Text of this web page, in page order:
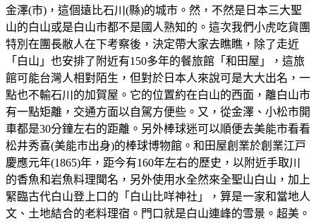
金澤(市)，這個遠比石川(縣)的城市。然，不然是日本三大聖
山的白山或是白山市都不是國人熟知的。這次我們小虎吃貨團
特別在團長敝人在下考察後，決定帶大家去瞧瞧，除了走近
「白山」也安排了附近有150多年的餐旅館「和田屋」，這旅
館可能台灣人相對陌生，但對於日本人來說可是大大出名，一
點也不輸石川的加賀屋。它的位置約在白山的西面，離白山市
有一點矩離，交通方面以自駕方便些。又，從金澤、小松市開
車都是30分鐘左右的距離。另外棒球迷可以順便去美能市看看
松井秀喜(美能市出身)的棒球博物館。和田屋創業於創業江戸
慶應元年(1865)年，距今有160年左右的歷史，以附近手取川
的香魚和岩魚料理聞名，另外使用水全然來全聖山白山，加上
緊臨古代白山登上口的「白山比咩神社」，算是一家和當地人
文、土地結合的老料理宿。門口就是白山連峰的雪景。超美。